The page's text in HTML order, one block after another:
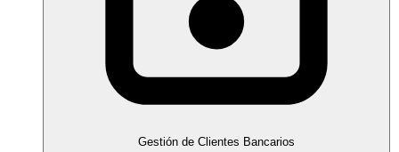
Gestión de Clientes Bancarios